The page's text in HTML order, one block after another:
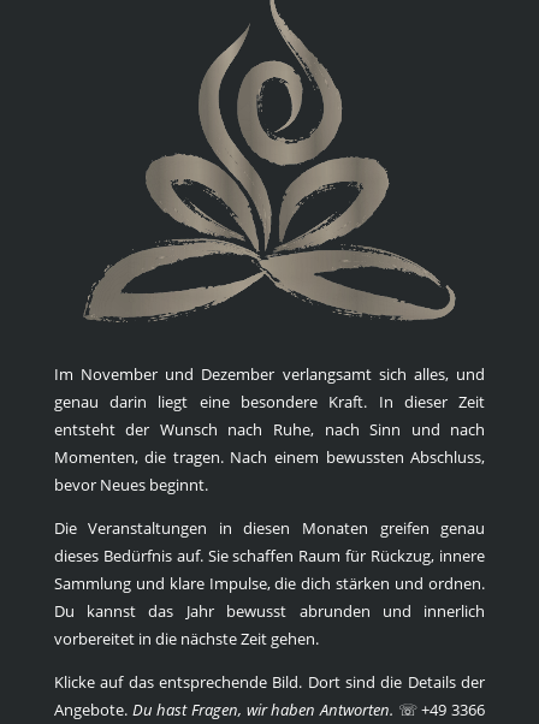
Im November und Dezember verlangsamt sich alles, und
genau darin liegt eine besondere Kraft. In dieser Zeit
entsteht der Wunsch nach Ruhe, nach Sinn und nach
Momenten, die tragen. Nach einem bewussten Abschluss,
bevor Neues beginnt.
Die Veranstaltungen in diesen Monaten greifen genau
dieses Bedürfnis auf. Sie schaffen Raum für Rückzug, innere
Sammlung und klare Impulse, die dich stärken und ordnen.
Du kannst das Jahr bewusst abrunden und innerlich
vorbereitet in die nächste Zeit gehen.
Klicke auf das entsprechende Bild. Dort sind die Details der
Angebote. Du hast Fragen, wir haben Antworten. ☏ +49 3366